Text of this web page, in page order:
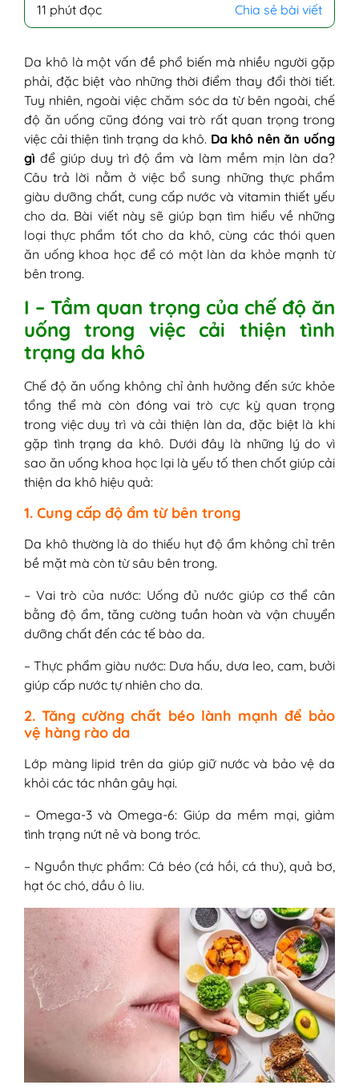
trong việc cải thiện tình trạng da khô
2. Tăng cường chất béo lành mạnh
để bảo vệ hàng rào da
3. Bổ sung vitamin và khoáng chất
thiết yếu
4. Giảm nguy cơ viêm và tổn thương
da
5. Tránh xa những tác nhân gây hại
từ thực phẩm
II - Da khô nên ăn uống gì? Các nhóm thực
phẩm tốt cho da khô
1. Thực phẩm giàu Axit Béo Omega-3
4. Thực phẩm giàu Vitamin A và
Beta-Carotene
5. Thực phẩm giàu Kẽm và Selen
6. Thực phẩm giàu Nước
III - Thực phẩm cần hạn chế khi bị da khô
1. Thực phẩm chứa nhiều đường – “Kẻ
Thù” thầm lặng của làn da khô
2. Thực phẩm chứa nhiều muối - “Thủ
Phạm” khiến da mất nước nhanh
chóng
với da khô
4. Rượu Bia – “Kẻ Phá Hoại” độ ẩm tự
nhiên của làn da
hòa và chất béo trans – “Kẻ gây
viêm âm thầm”
6. Thực phẩm gây dị ứng (Tùy cơ địa
IV - Thói quen sinh hoạt giúp cải thiện làn
da bị khô
11 phút đọc Chia sẻ bài viết
Da khô là một vấn đề phổ biến mà nhiều người gặp
phải, đặc biệt vào những thời điểm thay đổi thời tiết.
Tuy nhiên, ngoài việc chăm sóc da từ bên ngoài, chế
độ ăn uống cũng đóng vai trò rất quan trọng trong
việc cải thiện tình trạng da khô. Da khô nên ăn uống
gì để giúp duy trì độ ẩm và làm mềm mịn làn da?
Câu trả lời nằm ở việc bổ sung những thực phẩm
giàu dưỡng chất, cung cấp nước và vitamin thiết yếu
cho da. Bài viết này sẽ giúp bạn tìm hiểu về những
loại thực phẩm tốt cho da khô, cùng các thói quen
ăn uống khoa học để có một làn da khỏe mạnh từ
bên trong.
I – Tầm quan trọng của chế độ ăn
uống trong việc cải thiện tình
trạng da khô
Chế độ ăn uống không chỉ ảnh hưởng đến sức khỏe
tổng thể mà còn đóng vai trò cực kỳ quan trọng
trong việc duy trì và cải thiện làn da, đặc biệt là khi
gặp tình trạng da khô. Dưới đây là những lý do vì
sao ăn uống khoa học lại là yếu tố then chốt giúp cải
thiện da khô hiệu quả:
1. Cung cấp độ ẩm từ bên trong
Da khô thường là do thiếu hụt độ ẩm không chỉ trên
bề mặt mà còn từ sâu bên trong.
– Vai trò của nước: Uống đủ nước giúp cơ thể cân
bằng độ ẩm, tăng cường tuần hoàn và vận chuyển
dưỡng chất đến các tế bào da.
– Thực phẩm giàu nước: Dưa hấu, dưa leo, cam, bưởi
giúp cấp nước tự nhiên cho da.
2. Tăng cường chất béo lành mạnh để bảo
vệ hàng rào da
Lớp màng lipid trên da giúp giữ nước và bảo vệ da
khỏi các tác nhân gây hại.
– Omega-3 và Omega-6: Giúp da mềm mại, giảm
tình trạng nứt nẻ và bong tróc.
– Nguồn thực phẩm: Cá béo (cá hồi, cá thu), quả bơ,
hạt óc chó, dầu ô liu.